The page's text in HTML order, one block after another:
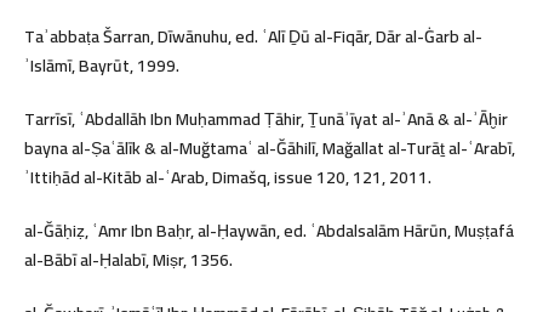
Taʾabbaṭa Šarran, Dīwānuhu, ed. ʿAlī Ḏū al-Fiqār, Dār al-Ġarb al-
ʾIslāmī, Bayrūt, 1999.
Tarrīsī, ʿAbdallāh Ibn Muḥammad Ṭāhir, Ṯunāʾīyat al-ʾAnā & al-ʾĀḫir
bayna al-Ṣaʿālīk & al-Muğtamaʿ al-Ğāhilī, Mağallat al-Turāṯ al-ʿArabī,
ʾIttiḥād al-Kitāb al-ʿArab, Dimašq, issue 120, 121, 2011.
al-Ğāḥiẓ, ʿAmr Ibn Baḥr, al-Ḥaywān, ed. ʿAbdalsalām Hārūn, Muṣṭafá
al-Bābī al-Ḥalabī, Miṣr, 1356.